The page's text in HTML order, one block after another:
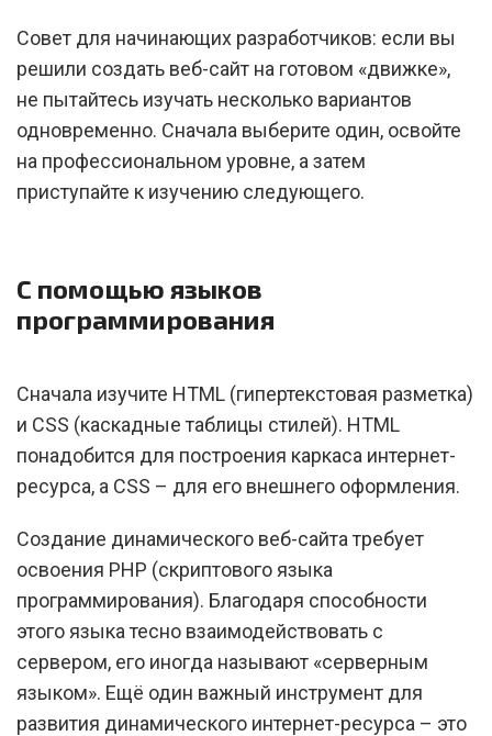
Совет для начинающих разработчиков: если вы
решили создать веб-сайт на готовом «движке»,
не пытайтесь изучать несколько вариантов
одновременно. Сначала выберите один, освойте
на профессиональном уровне, а затем
приступайте к изучению следующего.
С помощью языков
программирования
Сначала изучите HTML (гипертекстовая разметка)
и CSS (каскадные таблицы стилей). HTML
понадобится для построения каркаса интернет-
ресурса, а CSS – для его внешнего оформления.
Создание динамического веб-сайта требует
освоения PHP (скриптового языка
программирования). Благодаря способности
этого языка тесно взаимодействовать с
сервером, его иногда называют «серверным
языком». Ещё один важный инструмент для
развития динамического интернет-ресурса – это